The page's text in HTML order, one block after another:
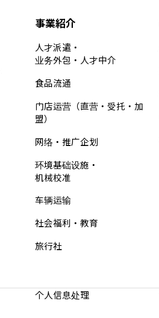
事業紹介
人才派遣・
业务外包・人才中介
食品流通
门店运营（直营・受托・加
盟）
网络・推广企划
环境基础设施・
机械校准
车辆运输
社会福利・教育
旅行社
个人信息处理